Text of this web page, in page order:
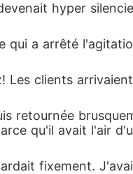
hyper
qui a arrêté
Les clients
retournée
qu'il avait l'air
fixement.